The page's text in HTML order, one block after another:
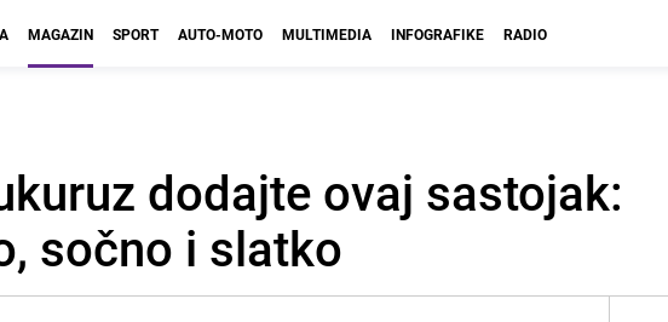
MAGAZIN SPORT AUTO-MOTO MULTIMEDIA INFOGRAFIKE RADIO
dodajte ovaj sastojak:
sočno i slatko